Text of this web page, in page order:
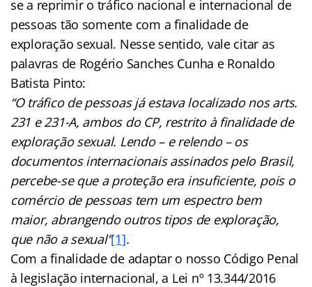
se a reprimir o tráfico nacional e internacional de
pessoas tão somente com a finalidade de
exploração sexual. Nesse sentido, vale citar as
palavras de Rogério Sanches Cunha e Ronaldo
Batista Pinto:
“O tráfico de pessoas já estava localizado nos arts.
231 e 231-A, ambos do CP, restrito à finalidade de
exploração sexual. Lendo – e relendo – os
documentos internacionais assinados pelo Brasil,
percebe-se que a proteção era insuficiente, pois o
comércio de pessoas tem um espectro bem
maior, abrangendo outros tipos de exploração,
que não a sexual“[1].
Com a finalidade de adaptar o nosso Código Penal
à legislação internacional, a Lei nº 13.344/2016